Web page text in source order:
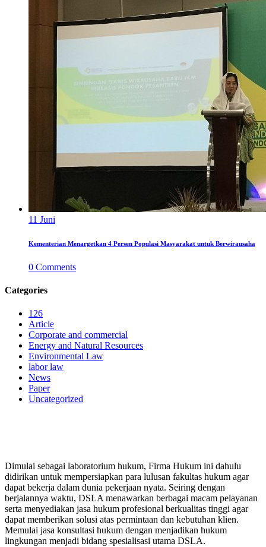
11 Juni
Kementerian Menargetkan 4 Persen Populasi Masyarakat untuk Berwirausaha
0 Comments
Categories
126
Article
Corporate and commercial
Energy and Natural Resources
Environmental Law
labor law
News
Paper
Uncategorized
Dimulai sebagai laboratorium hukum, Firma Hukum ini dahulu
didirikan untuk mempersiapkan para lulusan fakultas hukum agar
dapat bekerja dalam dunia pekerjaan nyata. Seiring dengan
berjalannya waktu, DSLA menawarkan berbagai macam pelayanan
serta menyediakan jasa hukum profesional berkualitas tinggi agar
dapat memberikan solusi atas permintaan dan kebutuhan klien.
Memulai jasa konsultasi hukum dengan menjadikan hukum
lingkungan menjadi bidang spesialisasi utama DSLA.